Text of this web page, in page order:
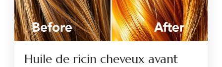
Huile de ricin cheveux avant